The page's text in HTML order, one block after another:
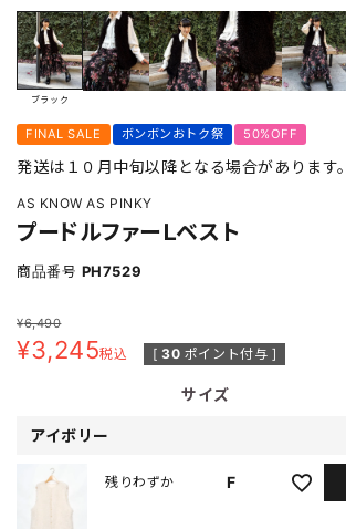
ブラック
FINAL SALE ボンボンおトク祭 50%OFF
発送は１０月中旬以降となる場合があります。
AS KNOW AS PINKY
プードルファーＬベスト
商品番号 PH7529
¥6,490
¥3,245税込 [ 30 ポイント付与 ]
サイズ
アイボリー
F
残りわずか